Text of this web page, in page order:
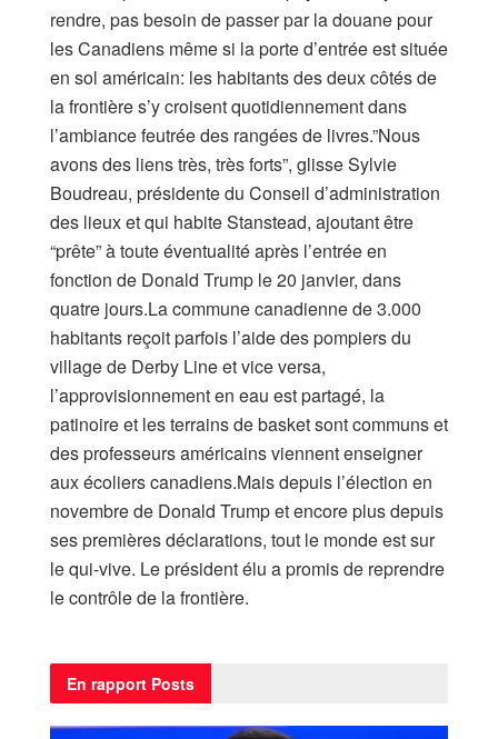
rendre, pas besoin de passer par la douane pour
les Canadiens même si la porte d’entrée est située
en sol américain: les habitants des deux côtés de
la frontière s’y croisent quotidiennement dans
l’ambiance feutrée des rangées de livres.”Nous
avons des liens très, très forts”, glisse Sylvie
Boudreau, présidente du Conseil d’administration
des lieux et qui habite Stanstead, ajoutant être
“prête” à toute éventualité après l’entrée en
fonction de Donald Trump le 20 janvier, dans
quatre jours.La commune canadienne de 3.000
habitants reçoit parfois l’aide des pompiers du
village de Derby Line et vice versa,
l’approvisionnement en eau est partagé, la
patinoire et les terrains de basket sont communs et
des professeurs américains viennent enseigner
aux écoliers canadiens.Mais depuis l’élection en
novembre de Donald Trump et encore plus depuis
ses premières déclarations, tout le monde est sur
le qui-vive. Le président élu a promis de reprendre
le contrôle de la frontière.
En rapport Posts